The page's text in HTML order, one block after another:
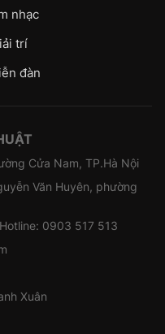
nhạc
trí
đàn
Cửa Nam, TP.Hà Nội
Văn Huyên, phường
0903 517 513
Xuân